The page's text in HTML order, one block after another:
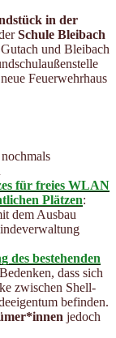
in der
Schule Bleibach
und Bleibach
Feuerwehrhaus
für freies WLAN
Plätzen:
dem Ausbau
des bestehenden
dass sich
zwischen Shell-
befinden.
jedoch